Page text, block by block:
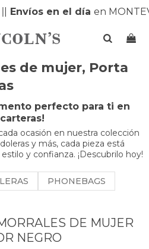
en el díaen
de mujer, Porta
perfecto para ti en
ocasión en nuestra colección
y más, cada pieza está
y confianza. ¡Descubrilo hoy!
PHONEBAGS
DE MUJER
NEGRO